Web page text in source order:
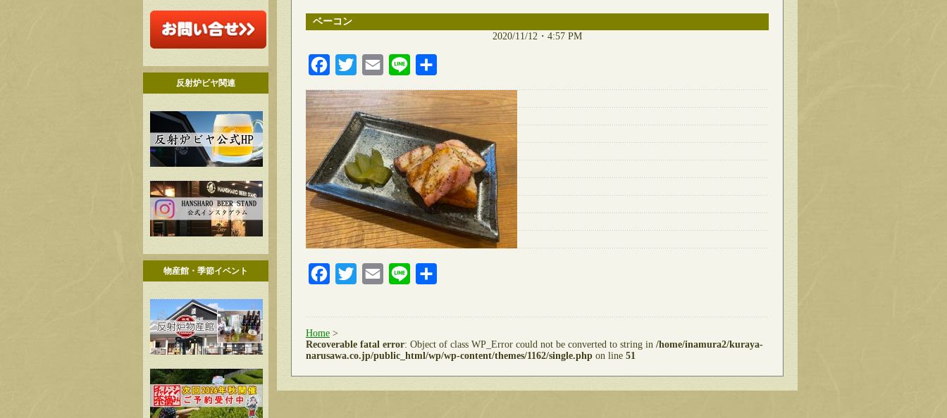
反射炉ビヤ関連
物産館・季節イベント
ベーコン
2020/11/12・4:57 PM
FacebookTwitter Email Line
FacebookTwitter Email Line
Home >
Recoverable fatal error: Object of class WP_Error could not be converted to string in /home/inamura2/kuraya-
narusawa.co.jp/public_html/wp/wp-content/themes/1162/single.php on line 51